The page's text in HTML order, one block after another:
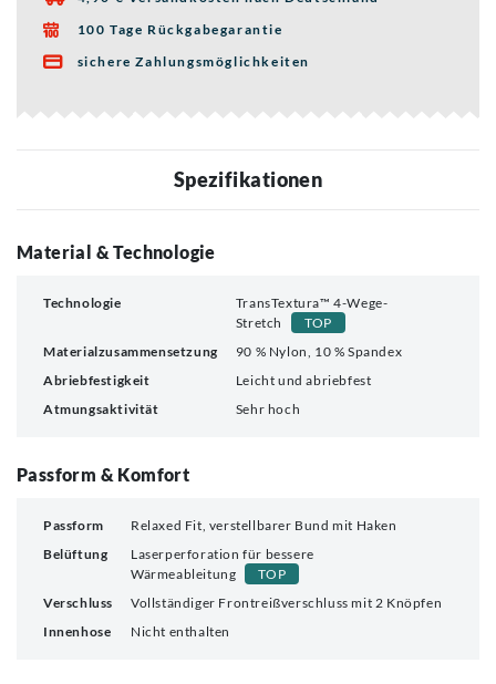
 100 Tage Rückgabegarantie
 sichere Zahlungsmöglichkeiten
Spezifikationen
Material & Technologie
Technologie
TransTextura™ 4-Wege-
Stretch
TOP
Materialzusammensetzung
90 % Nylon, 10 % Spandex
Abriebfestigkeit
Leicht und abriebfest
Atmungsaktivität
Sehr hoch
Passform & Komfort
Passform
Relaxed Fit, verstellbarer Bund mit Haken
Belüftung
Laserperforation für bessere
Wärmeableitung
TOP
Verschluss
Vollständiger Frontreißverschluss mit 2 Knöpfen
Innenhose
Nicht enthalten